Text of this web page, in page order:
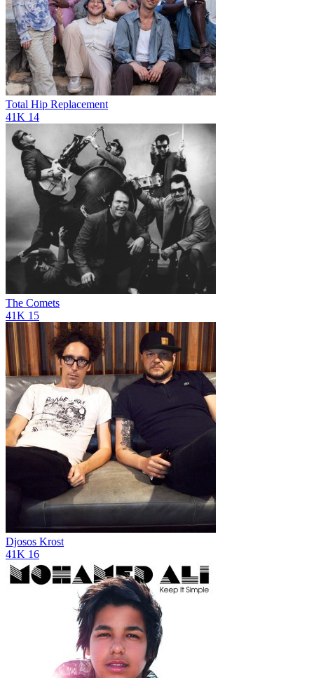
Total Hip Replacement
41K 14
The Comets
41K 15
Djosos Krost
41K 16